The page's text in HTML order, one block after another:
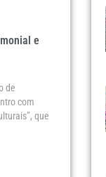
e
de
com
que